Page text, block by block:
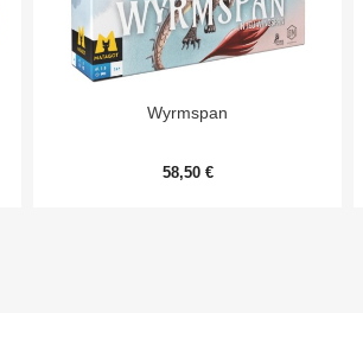
Aperçu rapide
Wyrmspan
58,50 €